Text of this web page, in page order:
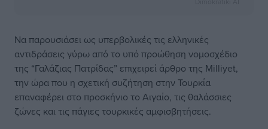
Να παρουσιάσει ως υπερβολικές τις ελληνικές
αντιδράσεις γύρω από το υπό προώθηση νομοσχέδιο
της “Γαλάζιας Πατρίδας” επιχειρεί άρθρο της Milliyet,
την ώρα που η σχετική συζήτηση στην Τουρκία
επαναφέρει στο προσκήνιο το Αιγαίο, τις θαλάσσιες
ζώνες και τις πάγιες τουρκικές αμφισβητήσεις.